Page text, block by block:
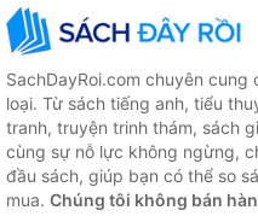
SachDayRoi.com chuyên
loại. Từ sách tiếng anh, tiểu
tranh, truyện trinh thám, sách
cùng sự nỗ lực không ngừng,
đầu sách, giúp bạn có thể so
mua. Chúng tôi không bán